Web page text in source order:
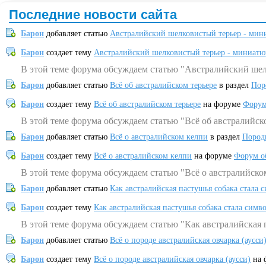
Последние новости сайта
Барон добавляет статью Австралийский шелковистый терьер -
Барон создает тему Австралийский шелковистый терьер -
В этой теме форума обсуждаем статью "Австралийский
Барон добавляет статью Всё об австралийском терьере в раздел
Барон создает тему Всё об австралийском терьере на форуме
В этой теме форума обсуждаем статью "Всё об
Барон добавляет статью Всё о австралийском келпи в раздел
Барон создает тему Всё о австралийском келпи на форуме Форум
В этой теме форума обсуждаем статью "Всё о
Барон добавляет статью Как австралийская пастушья собака
Барон создает тему Как австралийская пастушья собака стала
В этой теме форума обсуждаем статью "Как
Барон добавляет статью Всё о породе австралийская овчарка (аусси)
Барон создает тему Всё о породе австралийская овчарка (аусси) на